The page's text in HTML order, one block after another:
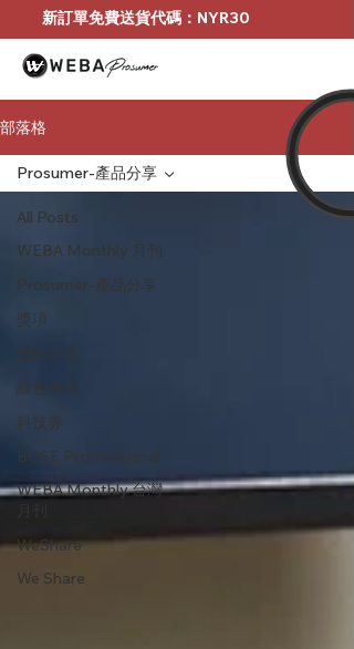
新訂單免費送貨代碼：NYR30
部落格
All Posts
WEBA Monthly 月刊
Prosumer-產品分享
獎項
全民抗疫
綠色機構
科技券
BOSE Profressional
WEBA Monthly 台灣
WeShare
We Share
Prosumer-產品分享